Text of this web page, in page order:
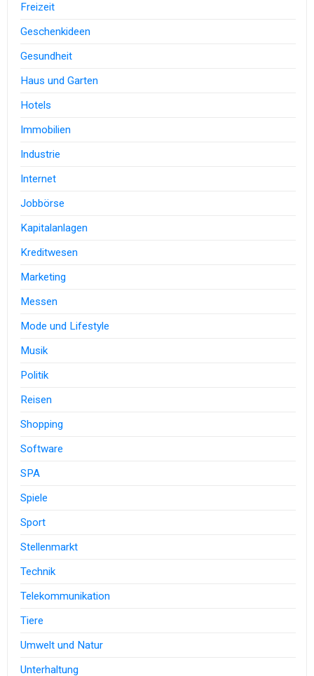
Freizeit
Geschenkideen
Gesundheit
Haus und Garten
Hotels
Immobilien
Industrie
Internet
Jobbörse
Kapitalanlagen
Kreditwesen
Marketing
Messen
Mode und Lifestyle
Musik
Politik
Reisen
Shopping
Software
SPA
Spiele
Sport
Stellenmarkt
Technik
Telekommunikation
Tiere
Umwelt und Natur
Unterhaltung